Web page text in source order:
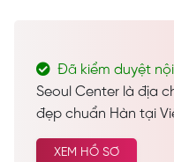
Đã kiểm duyệt
Seoul Center là địa
đẹp chuẩn Hàn tại
các dịch vụ spa làm
cao… Được nhiều
XEM HỒ SƠ